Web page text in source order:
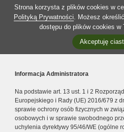
Strona korzysta z plików cookies w
Polityką Prywatności. Możesz
dostępu do plików cookies w
Akceptuję
Informacja Administratora
Na podstawie art. 13 ust. 1 i 2
Europejskiego i Rady (UE) 2016/679 z
sprawie ochrony osób fizycznych w
osobowych i w sprawie swobodnego
uchylenia dyrektywy 95/46/WE (ogólne